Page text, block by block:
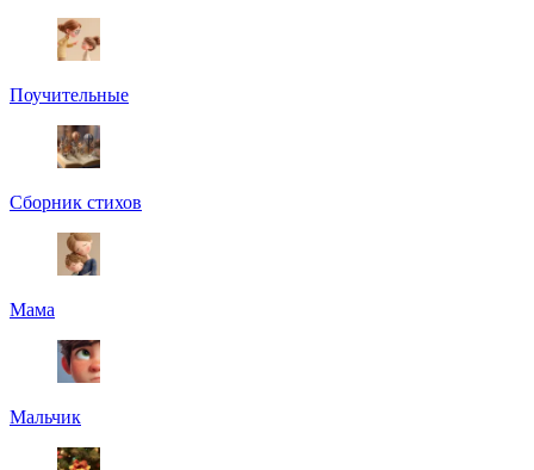
Поучительные
Сборник стихов
Мама
Мальчик